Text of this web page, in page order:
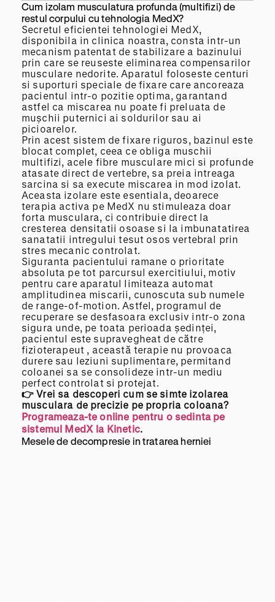
Cum izolam musculatura profunda (multifizi) de
restul corpului cu tehnologia MedX?
Secretul eficientei tehnologiei MedX,
disponibila in clinica noastra, consta intr-un
mecanism patentat de stabilizare a bazinului
prin care se reuseste eliminarea compensarilor
musculare nedorite. Aparatul foloseste centuri
si suporturi speciale de fixare care ancoreaza
pacientul intr-o pozitie optima, garantand
astfel ca miscarea nu poate fi preluata de
mușchii puternici ai soldurilor sau ai
picioarelor.
Prin acest sistem de fixare riguros, bazinul este
blocat complet, ceea ce obliga muschii
multifizi, acele fibre musculare mici si profunde
atasate direct de vertebre, sa preia intreaga
sarcina si sa execute miscarea in mod izolat.
Aceasta izolare este esentiala, deoarece
terapia activa pe MedX nu stimuleaza doar
forta musculara, ci contribuie direct la
cresterea densitatii osoase si la imbunatatirea
sanatatii intregului tesut osos vertebral prin
stres mecanic controlat.
Siguranta pacientului ramane o prioritate
absoluta pe tot parcursul exercitiului, motiv
pentru care aparatul limiteaza automat
amplitudinea miscarii, cunoscuta sub numele
de range-of-motion. Astfel, programul de
recuperare se desfasoara exclusiv intr-o zona
sigura unde, pe toata perioada ședinței,
pacientul este supravegheat de către
fizioterapeut , această terapie nu provoaca
durere sau leziuni suplimentare, permitand
coloanei sa se consolideze intr-un mediu
perfect controlat si protejat.
👉 Vrei sa descoperi cum se simte izolarea
musculara de precizie pe propria coloana?
Programeaza-te online pentru o sedinta pe
sistemul MedX la Kinetic.
Mesele de decompresie in tratarea herniei